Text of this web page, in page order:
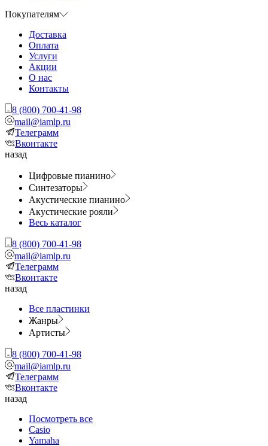
Покупателям
Доставка
Оплата
Услуги
Акции
О нас
Контакты
8 (800) 700-41-98
mail@iamlp.ru
Телеграмм
Вконтакте
назад
Цифровые пианино
Синтезаторы
Акустические пианино
Акустические рояли
Весь каталог
8 (800) 700-41-98
mail@iamlp.ru
Телеграмм
Вконтакте
назад
Все пластинки
Жанры
Артисты
8 (800) 700-41-98
mail@iamlp.ru
Телеграмм
Вконтакте
назад
Посмотреть все
Casio
Yamaha